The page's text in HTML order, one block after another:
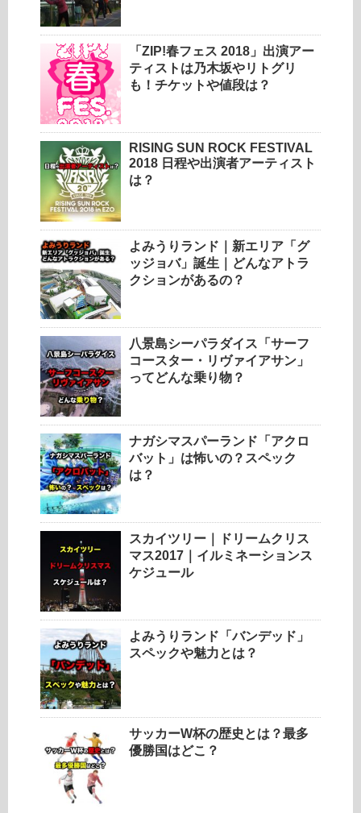
「ZIP!春フェス 2018」出演アー
ティストは乃木坂やリトグリ
も！チケットや値段は？
RISING SUN ROCK FESTIVAL
2018 日程や出演者アーティスト
は？
よみうりランド｜新エリア「グ
ッジョバ」誕生｜どんなアトラ
クションがあるの？
八景島シーパラダイス「サーフ
コースター・リヴァイアサン」
ってどんな乗り物？
ナガシマスパーランド「アクロ
バット」は怖いの？スペック
は？
スカイツリー｜ドリームクリス
マス2017｜イルミネーションス
ケジュール
よみうりランド「バンデッド」
スペックや魅力とは？
サッカーW杯の歴史とは？最多
優勝国はどこ？